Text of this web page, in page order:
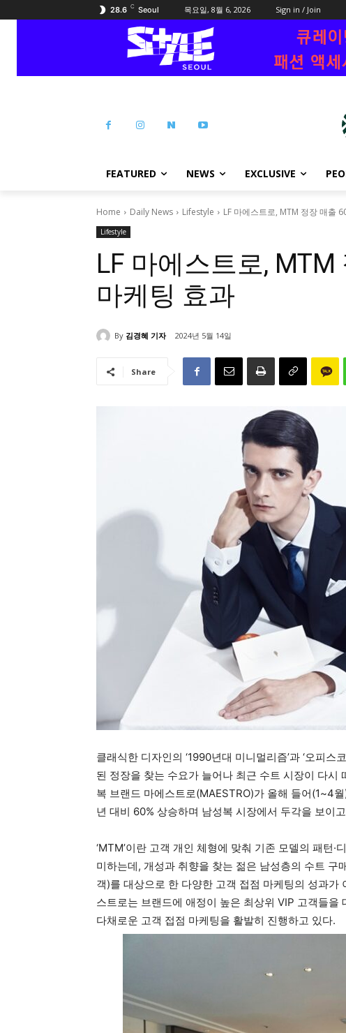
28.6 C Seoul 목요일, 8월 6, 2026 Sign in / Join
FEATURED NEWS EXCLUSIVE
Home Daily News Lifestyle LF 마에스트로, MTM 정장 매출
Lifestyle
LF 마에스트로,
마케팅 효과
By 김경혜 기자 2024년 5월 14일
Share
클래식한 디자인의 ‘1990년대 미니멀리즘’과 ‘오피
된 정장을 찾는 수요가 늘어나 최근 수트 시장이 다시
복 브랜드 마에스트로(MAESTRO)가 올해 들어(1~4
년 대비 60% 상승하며 남성복 시장에서 두각을 보이
‘MTM’이란 고객 개인 체형에 맞춰 기존 모델의 패턴
미하는데, 개성과 취향을 찾는 젊은 남성층의 수트
객)를 대상으로 한 다양한 고객 접점 마케팅의 성과
스트로는 브랜드에 애정이 높은 최상위 VIP 고객들
다채로운 고객 접점 마케팅을 활발히 진행하고 있다.